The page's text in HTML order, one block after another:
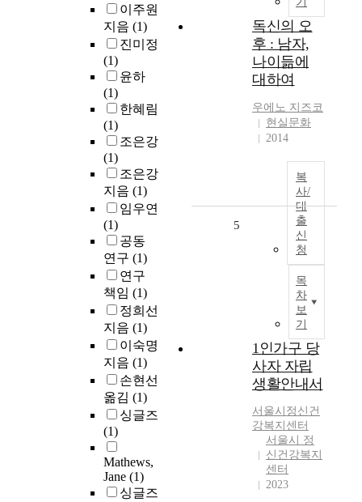
이주원
지음 (1)
진미정
(1)
윤하
(1)
한혜림
(1)
조은강
(1)
조은강
지음 (1)
임우연
(1)
공동
연구 (1)
연구
책임 (1)
정희선
지음 (1)
이숙명
지음 (1)
손현선
옮김 (1)
싱글즈
(1)
Mathews,
Jane (1)
싱글즈
독신의 오
후 : 남자,
나이듦에
대하여
우에노 지즈코
현실문화
2014
복
사/
대
출
신
청
목
차
보
기
5
1인가구 당
사자 자립
생활안내서
서울시정신건
강복지센터
서울시 정
신건강복지
센터
2023